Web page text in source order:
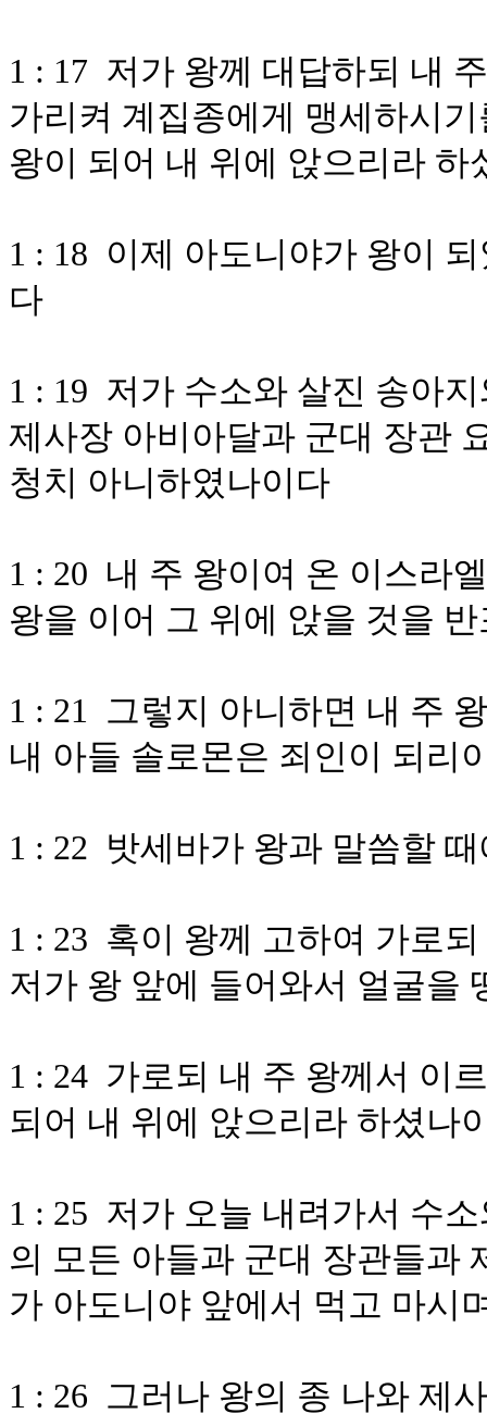
1 : 17 저가 왕께 대답하되 내
가리켜 계집종에게 맹세하시
왕이 되어 내 위에 앉으리라 하
1 : 18 이제 아도니야가 왕이
다
1 : 19 저가 수소와 살진 송아
제사장 아비아달과 군대 장관
청치 아니하였나이다
1 : 20 내 주 왕이여 온 이스라
왕을 이어 그 위에 앉을 것을
1 : 21 그렇지 아니하면 내 주
내 아들 솔로몬은 죄인이 되리
1 : 22 밧세바가 왕과 말씀할
1 : 23 혹이 왕께 고하여 가로
저가 왕 앞에 들어와서 얼굴을
1 : 24 가로되 내 주 왕께서 이
되어 내 위에 앉으리라 하셨나
1 : 25 저가 오늘 내려가서 수
의 모든 아들과 군대 장관들과
가 아도니야 앞에서 먹고 마시
1 : 26 그러나 왕의 종 나와 제